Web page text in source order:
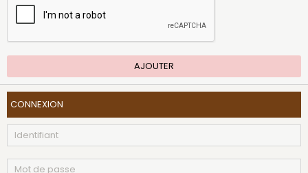
AJOUTER
CONNEXION